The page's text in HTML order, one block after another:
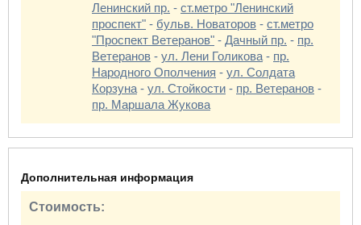
Ленинский пр. - ст.метро "Ленинский
проспект" - бульв. Новаторов - ст.метро
"Проспект Ветеранов" - Дачный пр. - пр.
Ветеранов - ул. Лени Голикова - пр.
Народного Ополчения - ул. Солдата
Корзуна - ул. Стойкости - пр. Ветеранов -
пр. Маршала Жукова
Дополнительная информация
Стоимость: